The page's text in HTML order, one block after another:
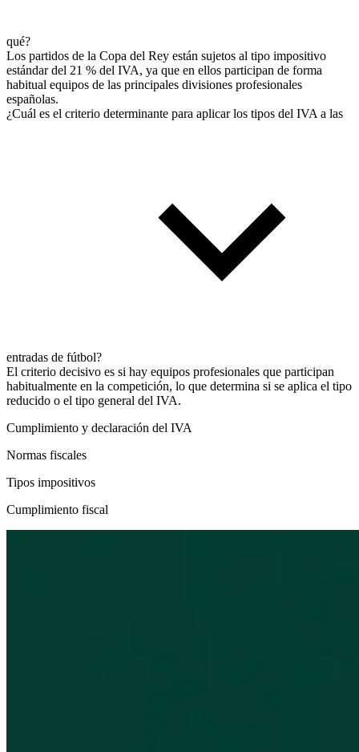
qué?
Los partidos de la Copa del Rey están sujetos al tipo impositivo
estándar del 21 % del IVA, ya que en ellos participan de forma
habitual equipos de las principales divisiones profesionales
españolas.
¿Cuál es el criterio determinante para aplicar los tipos del IVA a las
entradas de fútbol?
El criterio decisivo es si hay equipos profesionales que participan
habitualmente en la competición, lo que determina si se aplica el tipo
reducido o el tipo general del IVA.
Cumplimiento y declaración del IVA
Normas fiscales
Tipos impositivos
Cumplimiento fiscal